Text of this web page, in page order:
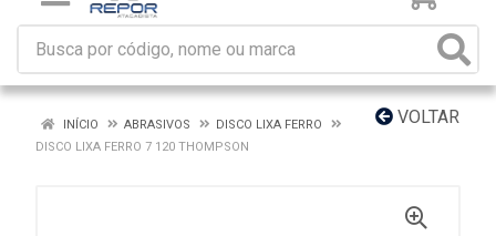
VOLTAR
INÍCIO ABRASIVOS
DISCO LIXA FERRO
DISCO LIXA FERRO 7 120 THOMPSON